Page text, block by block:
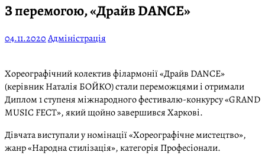
З перемогою, «Драйв DANCE»
04.11.2020Адміністрація
Хореографічний колектив філармонії «Драйв DANCE»
(керівник Наталія БОЙКО) стали переможцями і отримали
Диплом 1 ступеня міжнародного фестивалю-конкурсу «GRAND
MUSIC FECT», який щойно завершився Харкові.
Дівчата виступали у номінації «Хореографічне мистецтво»,
жанр «Народна стилізація», категорія Професіонали.